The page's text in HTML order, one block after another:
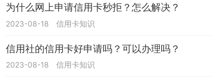
为什么网上申请信用卡秒拒？怎么解决？
2023-08-18 信用卡知识
信用社的信用卡好申请吗？可以办理吗？
2023-08-18 信用卡知识